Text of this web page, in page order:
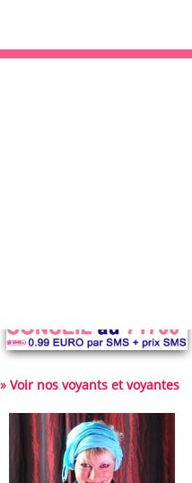
» Voir nos voyants et voyantes